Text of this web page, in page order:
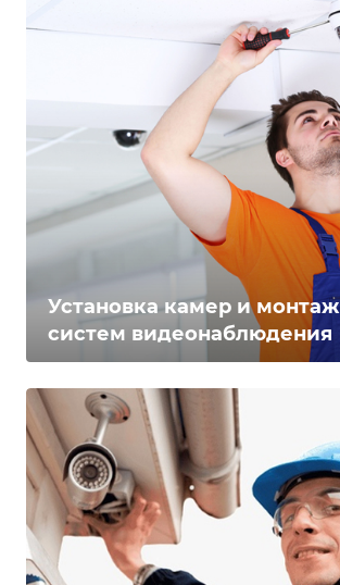
Установка камер и монтаж
систем видеонаблюдения